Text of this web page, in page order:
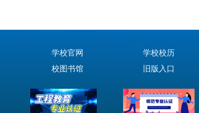
学校官网 学校校历
校图书馆
旧版入口